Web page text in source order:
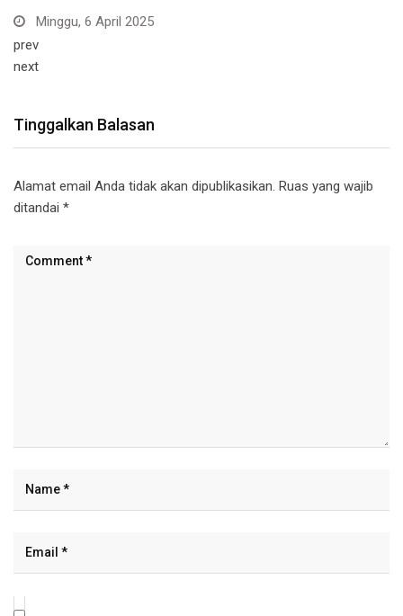
Minggu, 6 April 2025
prev
next
Tinggalkan Balasan
Alamat email Anda tidak akan dipublikasikan. Ruas yang wajib
ditandai *